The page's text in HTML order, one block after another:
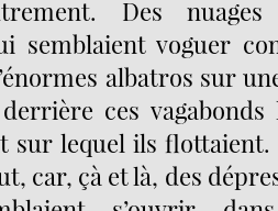
Des
semblaient voguer
albatros sur
ces vagabonds
sur lequel ils
car, çà et là, des